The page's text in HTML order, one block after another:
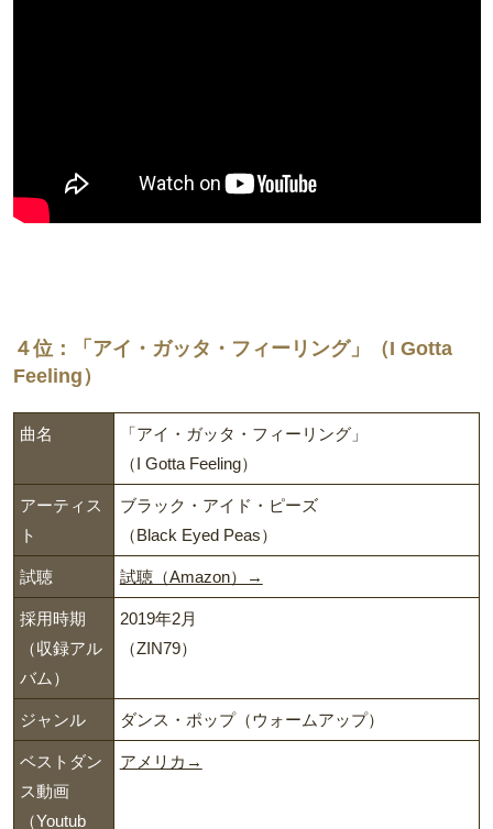
４位：「アイ・ガッタ・フィーリング」（I Gotta
Feeling）
曲名
「アイ・ガッタ・フィーリング」
（I Gotta Feeling）
アーティス
ト
ブラック・アイド・ピーズ
（Black Eyed Peas）
試聴 試聴（Amazon）→
採用時期
（収録アル
バム）
2019年2月
（ZIN79）
ジャンル ダンス・ポップ（ウォームアップ）
ベストダン
ス動画
（Youtub
アメリカ→